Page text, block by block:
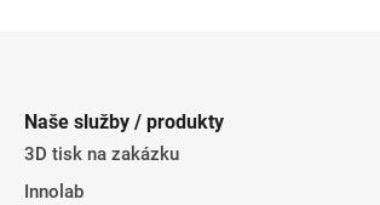
Naše služby / produkty
3D tisk na zakázku
Innolab